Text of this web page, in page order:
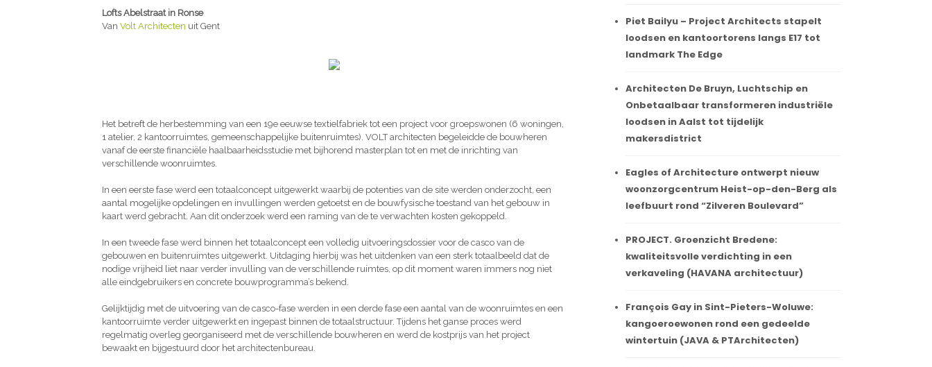
Lofts Abelstraat in Ronse
Van Volt Architecten uit Gent
Het betreft de herbestemming van een 19e eeuwse textielfabriek tot een project voor groepswonen (6 woningen,
1 atelier, 2 kantoorruimtes, gemeenschappelijke buitenruimtes). VOLT architecten begeleidde de bouwheren
vanaf de eerste financiële haalbaarheidsstudie met bijhorend masterplan tot en met de inrichting van
verschillende woonruimtes.
In een eerste fase werd een totaalconcept uitgewerkt waarbij de potenties van de site werden onderzocht, een
aantal mogelijke opdelingen en invullingen werden getoetst en de bouwfysische toestand van het gebouw in
kaart werd gebracht. Aan dit onderzoek werd een raming van de te verwachten kosten gekoppeld.
In een tweede fase werd binnen het totaalconcept een volledig uitvoeringsdossier voor de casco van de
gebouwen en buitenruimtes uitgewerkt. Uitdaging hierbij was het uitdenken van een sterk totaalbeeld dat de
nodige vrijheid liet naar verder invulling van de verschillende ruimtes, op dit moment waren immers nog niet
alle eindgebruikers en concrete bouwprogramma’s bekend.
Gelijktijdig met de uitvoering van de casco-fase werden in een derde fase een aantal van de woonruimtes en een
kantoorruimte verder uitgewerkt en ingepast binnen de totaalstructuur. Tijdens het ganse proces werd
regelmatig overleg georganiseerd met de verschillende bouwheren en werd de kostprijs van het project
bewaakt en bijgestuurd door het architectenbureau.
Piet Bailyu – Project Architects stapelt
loodsen en kantoortorens langs E17 tot
landmark The Edge
Architecten De Bruyn, Luchtschip en
Onbetaalbaar transformeren industriële
loodsen in Aalst tot tijdelijk
makersdistrict
Eagles of Architecture ontwerpt nieuw
woonzorgcentrum Heist-op-den-Berg als
leefbuurt rond “Zilveren Boulevard”
PROJECT. Groenzicht Bredene:
kwaliteitsvolle verdichting in een
verkaveling (HAVANA architectuur)
François Gay in Sint-Pieters-Woluwe:
kangoeroewonen rond een gedeelde
wintertuin (JAVA & PTArchitecten)